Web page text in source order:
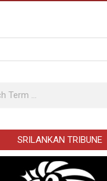
SRILANKAN TRIBUNE